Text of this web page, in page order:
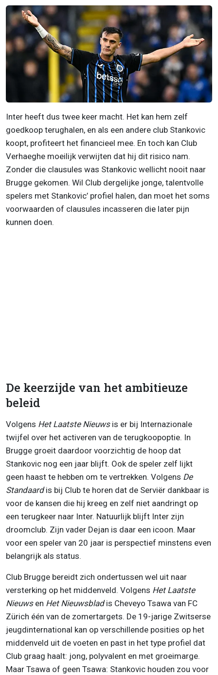
Inter heeft dus twee keer macht. Het kan hem zelf
goedkoop terughalen, en als een andere club Stankovic
koopt, profiteert het financieel mee. En toch kan Club
Verhaeghe moeilijk verwijten dat hij dit risico nam.
Zonder die clausules was Stankovic wellicht nooit naar
Brugge gekomen. Wil Club dergelijke jonge, talentvolle
spelers met Stankovic’ profiel halen, dan moet het soms
voorwaarden of clausules incasseren die later pijn
kunnen doen.
De keerzijde van het ambitieuze
beleid
Volgens Het Laatste Nieuwsis er bij Internazionale
twijfel over het activeren van de terugkoopoptie. In
Brugge groeit daardoor voorzichtig de hoop dat
Stankovic nog een jaar blijft. Ook de speler zelf lijkt
geen haast te hebben om te vertrekken. Volgens De
Standaardis bij Club te horen dat de Serviër dankbaar is
voor de kansen die hij kreeg en zelf niet aandringt op
een terugkeer naar Inter. Natuurlijk blijft Inter zijn
droomclub. Zijn vader Dejan is daar een icoon. Maar
voor een speler van 20 jaar is perspectief minstens even
belangrijk als status.
Club Brugge bereidt zich ondertussen wel uit naar
versterking op het middenveld. Volgens Het Laatste
Nieuwsen Het Nieuwsbladis Cheveyo Tsawa van FC
Zürich één van de zomertargets. De 19-jarige Zwitserse
jeugdinternational kan op verschillende posities op het
middenveld uit de voeten en past in het type profiel dat
Club graag haalt: jong, polyvalent en met groeimarge.
Maar Tsawa of geen Tsawa: Stankovic houden zou voor